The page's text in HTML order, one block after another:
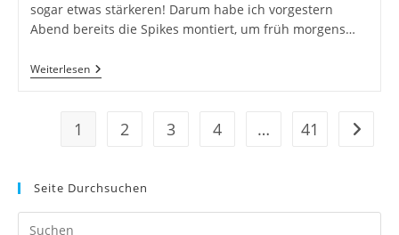
sogar etwas stärkeren! Darum habe ich vorgestern
Abend bereits die Spikes montiert, um früh morgens…
WeiterlesenVersöhnung
Mit
1 2 3 4 … 41 Zur
Seite Durchsuchen